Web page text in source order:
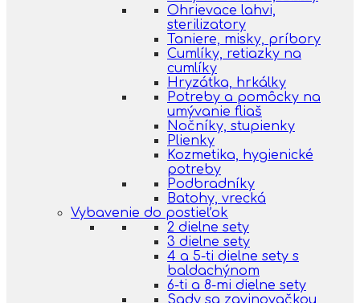
Ohrievace lahvi,
sterilizatory
Taniere, misky, príbory
Cumlíky, retiazky na
cumlíky
Hryzátka, hrkálky
Potreby a pomôcky na
umývanie fliaš
Nočníky, stupienky
Plienky
Kozmetika, hygienické
potreby
Podbradníky
Batohy, vrecká
Vybavenie do postieľok
2 dielne sety
3 dielne sety
4 a 5-ti dielne sety s
baldachýnom
6-ti a 8-mi dielne sety
Sady sa zavinovačkou